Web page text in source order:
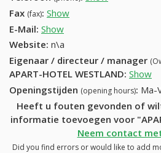
Fax (fax): Show
E-Mail: Show
Website: n\a
Eigenaar / directeur / manager
APART-HOTEL WESTLAND: Show
Openingstijden (opening hours): Ma-
Heeft u fouten gevonden of
informatie toevoegen voor
Neem contact
Did you find errors or would like to add